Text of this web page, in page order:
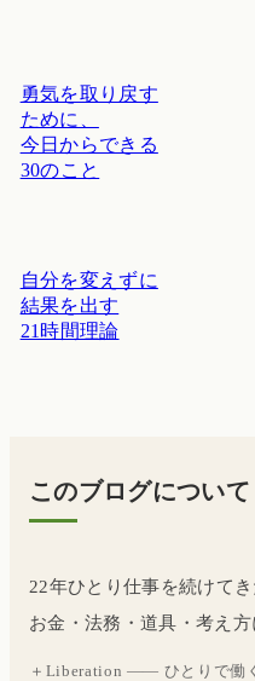
勇気を取り戻す
ために、
今日からできる
30のこと
自分を変えずに
結果を出す
21時間理論
このブログについて
22年ひとり仕事を続けて
お金・法務・道具・考え方
＋Liberation —— ひとりで働